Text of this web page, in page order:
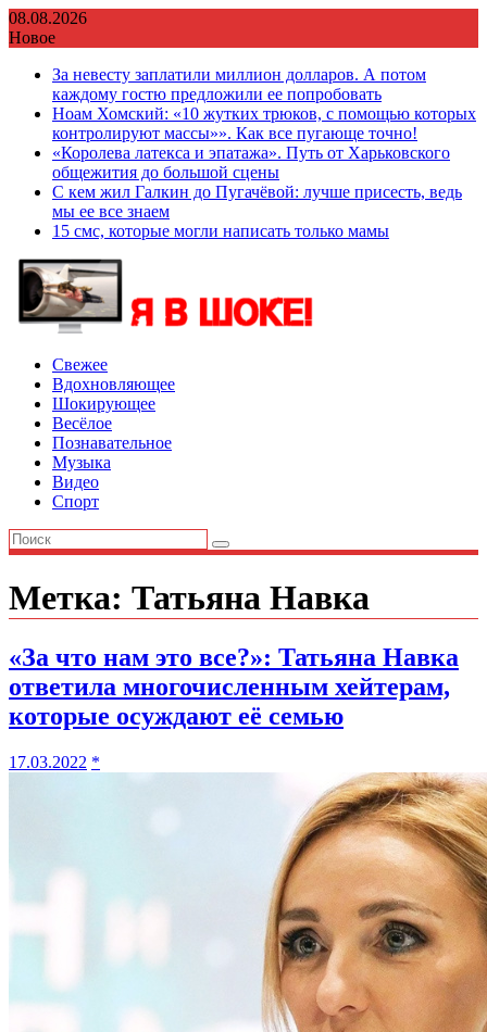
Перейти
к
08.08.2026
Новое
За невесту заплатили миллион долларов. А потом
каждому гостю предложили ее попробовать
Ноам Хомский: «10 жутких трюков, с помощью которых
контролируют массы»». Как все пугающе точно!
«Королева латекса и эпатажа». Путь от Харьковского
общежития до большой сцены
С кем жил Галкин до Пугачёвой: лучше присесть, ведь
мы ее все знаем
15 смс, которые могли написать только мамы
Свежее
Вдохновляющее
Шокирующее
Весёлое
Познавательное
Музыка
Видео
Спорт
Метка: Татьяна Навка
«За что нам это все?»: Татьяна Навка
ответила многочисленным хейтерам,
которые осуждают её семью
17.03.2022 *